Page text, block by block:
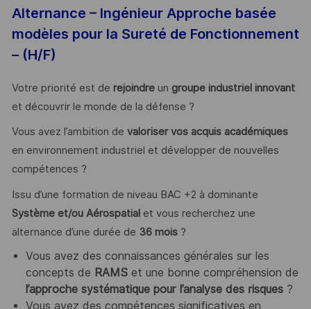
Alternance – Ingénieur Approche basée
modèles pour la Sureté de Fonctionnement
– (H/F)
Votre priorité est de rejoindreun groupe industriel innovant
et découvrir le monde de la défense ?
Vous avez l’ambition de valoriser vos acquis académiques
en environnement industriel et développer de nouvelles
compétences ?
Issu d’une formation de niveau BAC +2 à dominante
Système et/ou Aérospatial et vous recherchez une
alternance d’une durée de 36 mois ?
Vous avez des connaissances générales sur les
concepts de RAMSet une bonne compréhension de
l’approche systématique pour l’analyse des risques ?
Vous avez des compétences significatives en